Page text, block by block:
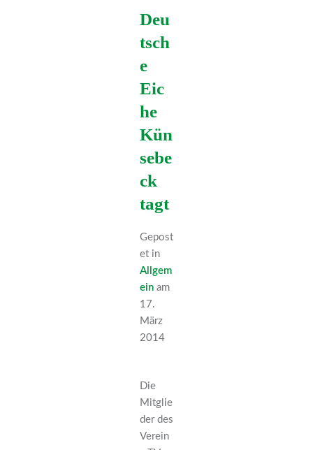
Deu
tsch
e
Eic
he
Kün
sebe
ck
tagt
Gepost
et in
Allgem
ein am
17.
März
2014
Die
Mitglie
der des
Verein